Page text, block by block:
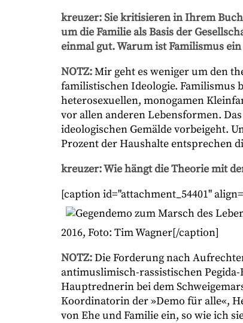
kreuzer: Sie kritisieren in Ihrem Buch
um die Familie als Basis der
einmal gut. Warum ist Familismus
NOTZ:Mir geht es weniger um den
familistischen Ideologie. Familismus
heterosexuellen, monogamen
vor allen anderen Lebensformen.
ideologischen Gemälde vorbeigeht.
Prozent der Haushalte entsprechen
kreuzer: Wie hängt die Theorie mit
[caption id="attachment_54401"
2016, Foto: Tim Wagner[/caption]
NOTZ:Die Forderung nach
antimuslimisch-rassistischen
Hauptrednerin bei dem
Koordinatorin der »Demo für alle«,
von Ehe und Familie ein, so wie ich